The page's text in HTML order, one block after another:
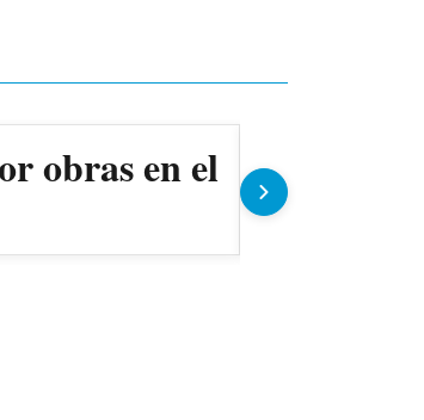
obras en el
Ollas